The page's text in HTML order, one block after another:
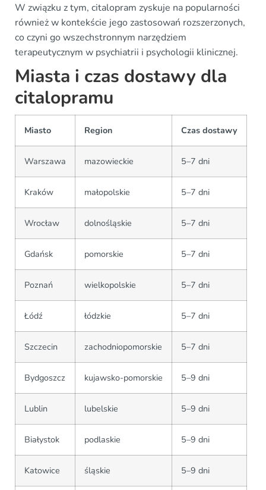
W związku z tym, citalopram zyskuje na popularności
również w kontekście jego zastosowań rozszerzonych,
co czyni go wszechstronnym narzędziem
terapeutycznym w psychiatrii i psychologii klinicznej.
Miasta i czas dostawy dla
citalopramu
Miasto Region Czas dostawy
Warszawa mazowieckie 5–7 dni
Kraków małopolskie 5–7 dni
Wrocław dolnośląskie 5–7 dni
Gdańsk pomorskie 5–7 dni
Poznań wielkopolskie 5–7 dni
Łódź łódzkie 5–7 dni
Szczecin zachodniopomorskie 5–7 dni
Bydgoszcz kujawsko-pomorskie 5–9 dni
Lublin lubelskie 5–9 dni
Białystok podlaskie 5–9 dni
Katowice śląskie 5–9 dni